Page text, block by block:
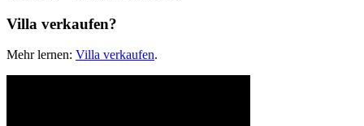
Villa verkaufen?
Mehr lernen: Villa verkaufen.